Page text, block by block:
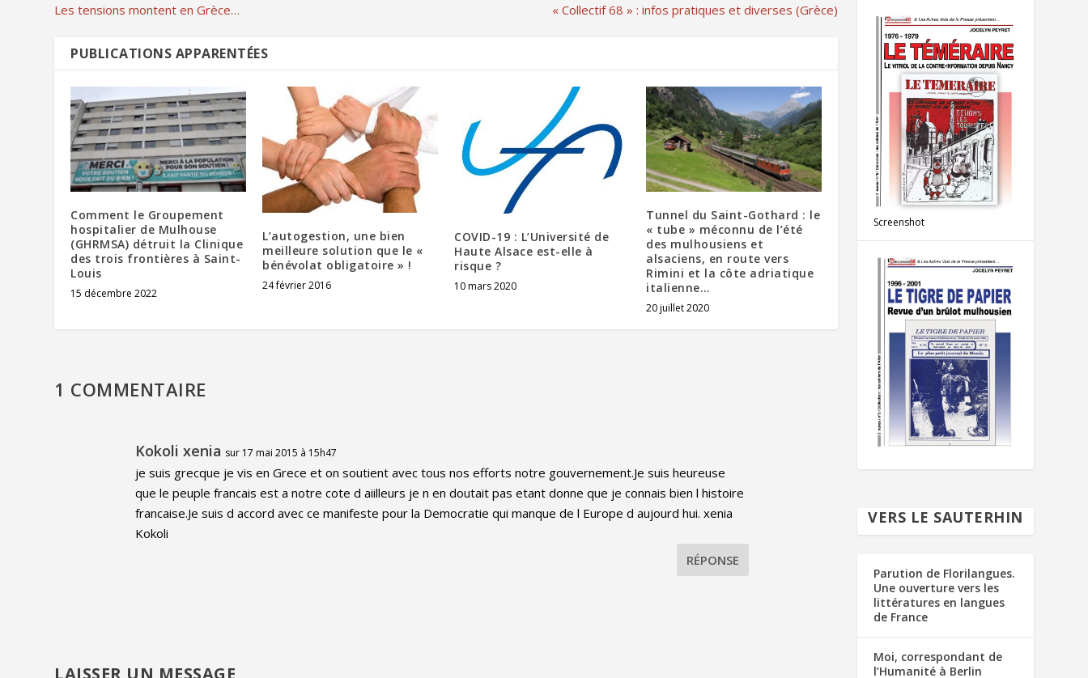
Les tensions montent en Grèce… « Collectif 68 » : infos pratiques et diverses (Grèce)
PUBLICATIONS APPARENTÉES
Comment le Groupement
hospitalier de Mulhouse
(GHRMSA) détruit la Clinique
des trois frontières à Saint-
Louis
15 décembre 2022
L’autogestion, une bien
meilleure solution que le «
bénévolat obligatoire » !
24 février 2016
COVID-19 : L’Université de
Haute Alsace est-elle à
risque ?
10 mars 2020
Tunnel du Saint-Gothard : le
« tube » méconnu de l’été
des mulhousiens et
alsaciens, en route vers
Rimini et la côte adriatique
italienne…
20 juillet 2020
1 COMMENTAIRE
Kokoli xenia sur 17 mai 2015 à 15h47
je suis grecque je vis en Grece et on soutient avec tous nos efforts notre gouvernement.Je suis heureuse
que le peuple francais est a notre cote d aiilleurs je n en doutait pas etant donne que je connais bien l histoire
francaise.Je suis d accord avec ce manifeste pour la Democratie qui manque de l Europe d aujourd hui. xenia
Kokoli
RÉPONSE
LAISSER UN MESSAGE
Screenshot
VERS LE SAUTERHIN
Parution de Florilangues.
Une ouverture vers les
littératures en langues
de France
Moi, correspondant de
l’Humanité à Berlin